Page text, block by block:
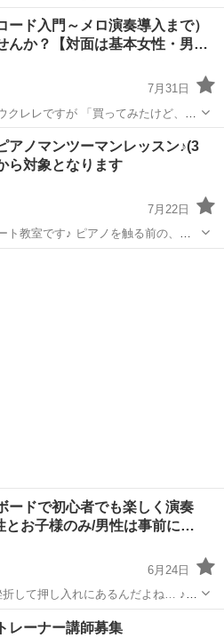
楽知育をメインとしたレッスンとな
ピアノ レッスン
ード入門～メロ演奏導入まで）
んか？【対面は基本女性・男…
7月31日
レレですが 「買ってみたけど、う
しいみたいで…」 「弾き語りも飽き
」 「もっと本格的にウクレレを通し
アノマンツーマンレッスン♪(3
ら対象となります
7月22日
ノを触る前の、音
ス(3歳くらいから対象) まだピ
ードで初心者でも楽しく演奏
とお子様のみ/男性は事前に…
6月24日
して押し入れにあるんだよね… ♪ピ
脳トレに良いって聞
いたけど、どうやったいいの？ ♪カシオキーボードは、簡単...
ピアノ
レーナー講師募集